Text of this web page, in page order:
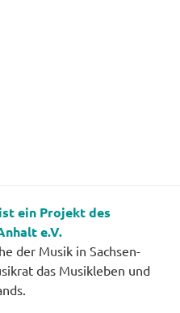
ein Projekt des
e.V.
der Musik in Sachsen-
das Musikleben und